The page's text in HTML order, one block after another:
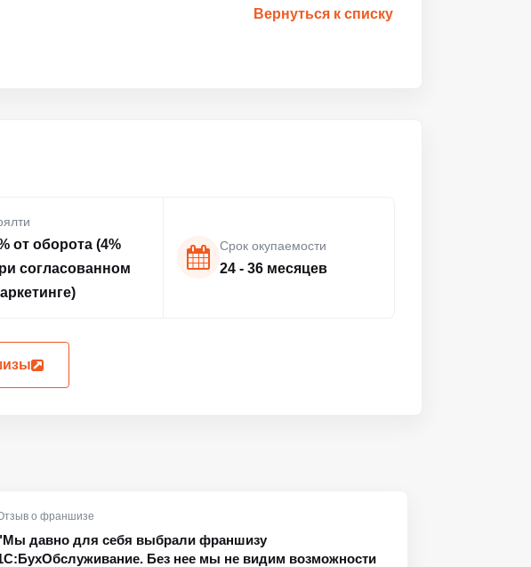
Вернуться к списку
от оборота (4%
согласованном
Срок окупаемости
24 - 36 месяцев
о франшизе
давно для себя выбрали франшизу
Без нее мы не видим возможности